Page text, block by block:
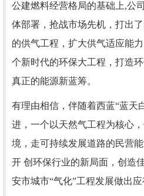
公建燃料经营格局的基础上,公
体部署，抢战市场先机，打出
的供气工程，扩大供气适应能
个新时代的环保大工程，打造
真正的能源新蓝筹。
有理由相信，伴随着西蓝“蓝天
进，一个以天然气工程为核心
境，走可持续发展道路的民营
开 创环保行业的新局面，创造
安市城市“气化”工程发展做出应